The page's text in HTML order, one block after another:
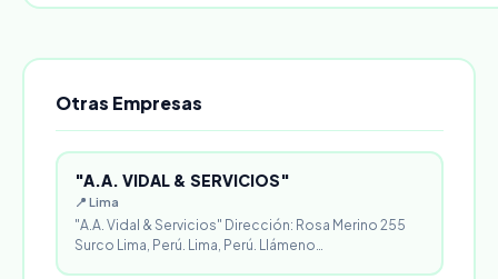
Otras Empresas
"A.A. VIDAL & SERVICIOS"
📍 Lima
"A.A. Vidal & Servicios" Dirección: Rosa Merino 255
Surco Lima, Perú. Lima, Perú. Llámeno…